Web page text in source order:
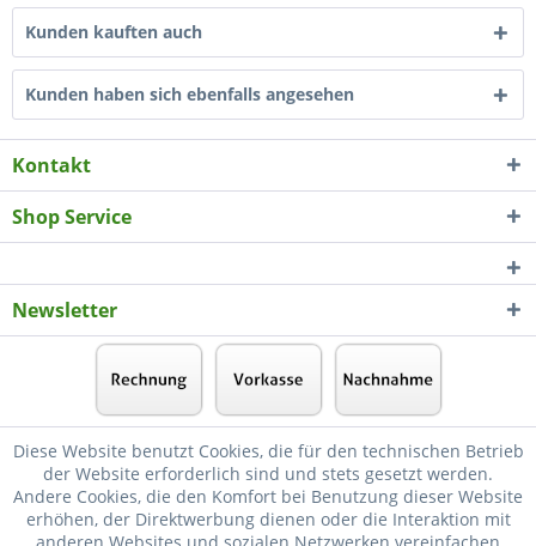
Kunden kauften auch
Kunden haben sich ebenfalls angesehen
Kontakt
Shop Service
Newsletter
Diese Website benutzt Cookies, die für den technischen Betrieb
der Website erforderlich sind und stets gesetzt werden.
Andere Cookies, die den Komfort bei Benutzung dieser Website
erhöhen, der Direktwerbung dienen oder die Interaktion mit